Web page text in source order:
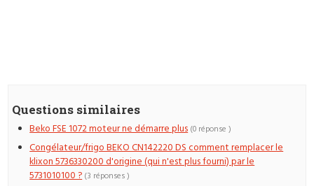
Questions similaires
Beko FSE 1072 moteur ne démarre plus (0 réponse )
Congélateur/frigo BEKO CN142220 DS comment remplacer le
klixon 5736330200 d'origine (qui n'est plus fourni) par le
5731010100 ? (3 réponses )